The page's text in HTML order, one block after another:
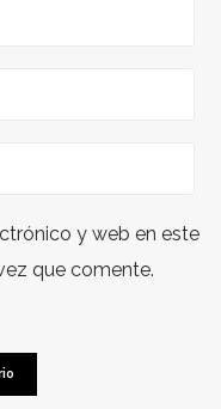
y web en este
que comente.